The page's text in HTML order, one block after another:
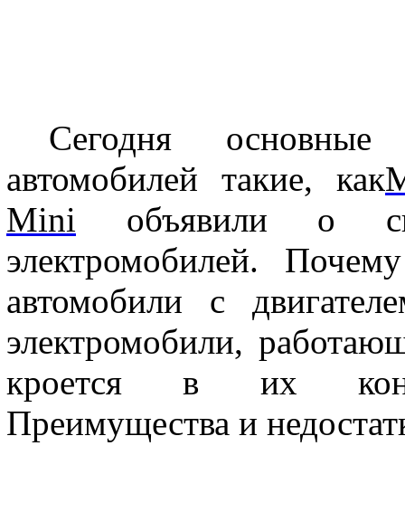
Сегодня
автомобилей такие, как
Mini объявили о
электромобилей.
автомобили с
электромобили,
кроется в их
Преимущества и